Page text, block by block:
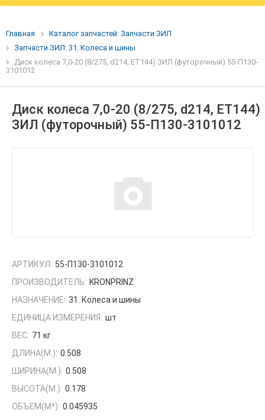
Главная
Каталог запчастей: Запчасти ЗИЛ
Запчасти ЗИЛ: 31. Колеса и шины
Диск колеса 7,0-20 (8/275, d214, ET144) ЗИЛ (футорочный) 55-П130-
3101012
Диск колеса 7,0-20 (8/275, d214, ET144)
ЗИЛ (футорочный) 55-П130-3101012
АРТИКУЛ: 55-П130-3101012
ПРОИЗВОДИТЕЛЬ: KRONPRINZ
НАЗНАЧЕНИЕ: 31. Колеса и шины
ЕДИНИЦА ИЗМЕРЕНИЯ: шт
ВЕС: 71 кг
ДЛИНА(М.): 0.508
ШИРИНА(М.): 0.508
ВЫСОТА(М.): 0.178
ОБЪЕМ(M³): 0.045935